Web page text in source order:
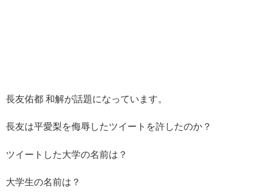
長友佑都 和解が話題になっています。
長友は平愛梨を侮辱したツイートを許したのか？
ツイートした大学の名前は？
大学生の名前は？